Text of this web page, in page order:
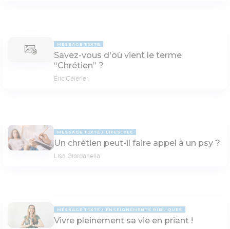
MESSAGE TEXTE
Savez-vous d'où vient le terme
“Chrétien” ?
Éric Célérier
MESSAGE TEXTE LIFESTYLE
Un chrétien peut-il faire appel à un psy ?
Lisa Giordanella
MESSAGE TEXTE ENSEIGNEMENTS BIBLIQUES
Vivre pleinement sa vie en priant !